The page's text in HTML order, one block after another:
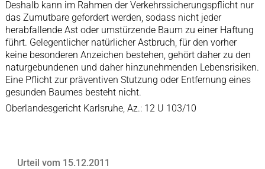
Deshalb kann im Rahmen der Verkehrssicherungspflicht nur
das Zumutbare gefordert werden, sodass nicht jeder
herabfallende Ast oder umstürzende Baum zu einer Haftung
führt. Gelegentlicher natürlicher Astbruch, für den vorher
keine besonderen Anzeichen bestehen, gehört daher zu den
naturgebundenen und daher hinzunehmenden Lebensrisiken.
Eine Pflicht zur präventiven Stutzung oder Entfernung eines
gesunden Baumes besteht nicht.
Oberlandesgericht Karlsruhe, Az.: 12 U 103/10
Urteil vom 15.12.2011